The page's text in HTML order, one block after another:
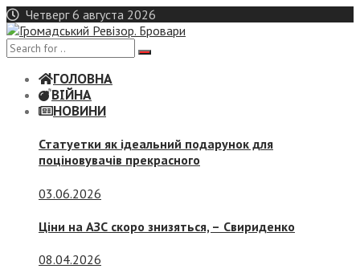
Skip
to
content
Четверг 6 августа 2026
ГОЛОВНА
ВІЙНА
НОВИНИ
Статуетки як ідеальний подарунок для
поціновувачів прекрасного
03.06.2026
Ціни на АЗС скоро знизяться, – Свириденко
08.04.2026